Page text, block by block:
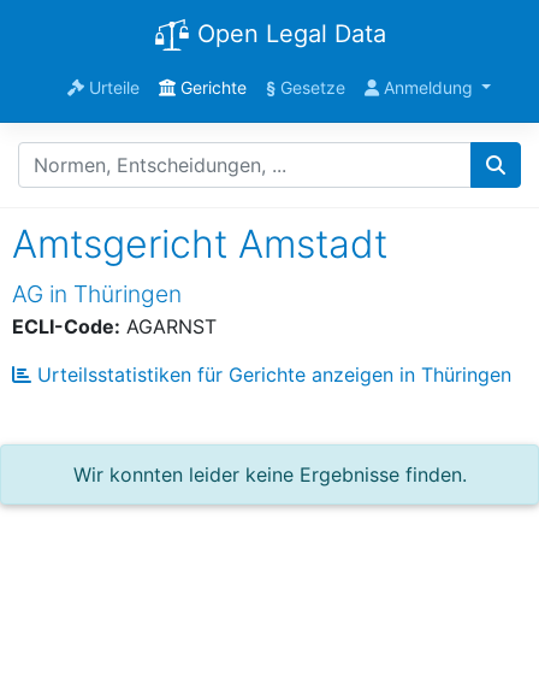
Open Legal Data
Urteile Gerichte §Gesetze Anmeldung
Amtsgericht Amstadt
AG in Thüringen
ECLI-Code: AGARNST
Urteilsstatistiken für Gerichte anzeigen in Thüringen
Wir konnten leider keine Ergebnisse finden.